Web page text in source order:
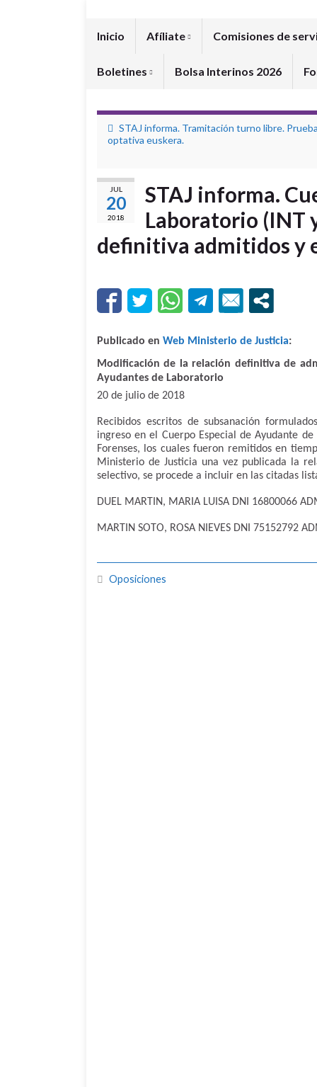
Inicio Afíliate Comisiones de
Boletines Bolsa Interinos 2026
STAJ informa. Tramitación turno libre. Prueba
optativa euskera.
JUL
20
2018
STAJ informa.
Laboratorio (INT
definitiva admitidos y
Publicado en Web Ministerio de Justicia:
Modificación de la relación definitiva de
Ayudantes de Laboratorio
20 de julio de 2018
Recibidos escritos de subsanación
ingreso en el Cuerpo Especial de Ayudante
Forenses, los cuales fueron remitidos en
Ministerio de Justicia una vez publicada la
selectivo, se procede a incluir en las citadas
DUEL MARTIN, MARIA LUISA DNI 16800066
MARTIN SOTO, ROSA NIEVES DNI 75152792
Oposiciones